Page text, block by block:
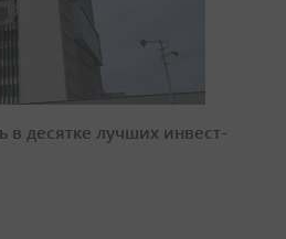
десятке лучших инвест-